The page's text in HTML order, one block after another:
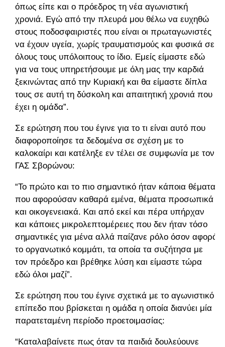
όπως είπε και ο πρόεδρος τη νέα αγωνιστική
χρονιά. Εγώ από την πλευρά μου θέλω να ευχηθώ
στους ποδοσφαιριστές που είναι οι πρωταγωνιστές
να έχουν υγεία, χωρίς τραυματισμούς και φυσικά σε
όλους τους υπόλοιπους το ίδιο. Εμείς είμαστε εδώ
για να τους υπηρετήσουμε με όλη μας την καρδιά
ξεκινώντας από την Κυριακή και θα είμαστε δίπλα
τους σε αυτή τη δύσκολη και απαιτητική χρονιά που
έχει η ομάδα”.
Σε ερώτηση που του έγινε για το τι είναι αυτό που
διαφοροποίησε τα δεδομένα σε σχέση με το
καλοκαίρι και κατέληξε εν τέλει σε συμφωνία με τον
ΓΑΣ Σβορώνου:
“Το πρώτο και το πιο σημαντικό ήταν κάποια θέματα
που αφορούσαν καθαρά εμένα, θέματα προσωπικά
και οικογενειακά. Και από εκεί και πέρα υπήρχαν
και κάποιες μικρολεπτομέρειες που δεν ήταν τόσο
σημαντικές για μένα αλλά παίζανε ρόλο όσον αφορά
το οργανωτικό κομμάτι, τα οποία τα συζήτησα με
τον πρόεδρο και βρέθηκε λύση και είμαστε τώρα
εδώ όλοι μαζί”.
Σε ερώτηση που του έγινε σχετικά με το αγωνιστικό
επίπεδο που βρίσκεται η ομάδα η οποία διανύει μία
παρατεταμένη περίοδο προετοιμασίας:
“Καταλαβαίνετε πως όταν τα παιδιά δουλεύουνε